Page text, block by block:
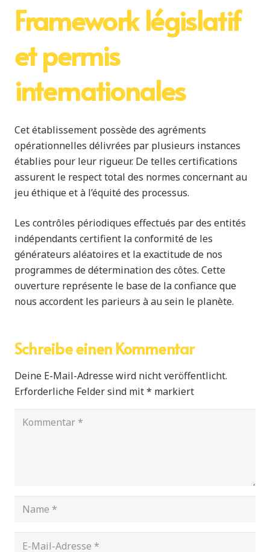
Framework législatif
et permis
internationales
Cet établissement possède des agréments
opérationnelles délivrées par plusieurs instances
établies pour leur rigueur. De telles certifications
assurent le respect total des normes concernant au
jeu éthique et à l’équité des processus.
Les contrôles périodiques effectués par des entités
indépendants certifient la conformité de les
générateurs aléatoires et la exactitude de nos
programmes de détermination des côtes. Cette
ouverture représente le base de la confiance que
nous accordent les parieurs à au sein le planète.
Schreibe einen Kommentar
Deine E-Mail-Adresse wird nicht veröffentlicht.
Erforderliche Felder sind mit* markiert